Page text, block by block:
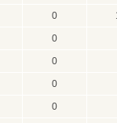
0
0
0
0
0